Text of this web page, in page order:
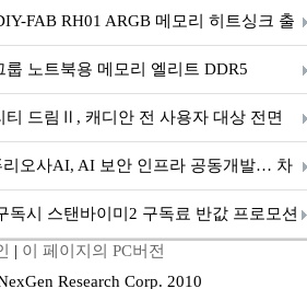
FAB RH01 ARGB 메모리 히트싱크 출
노트북용 메모리 엘리트 DDR5
티 드림Ⅱ, 캐디안 전 사용자 대상 전면
리오사AI, AI 보안 인프라 공동개발… 차
독시 스탠바이미2 구독료 반값 프로모션
| 이 페이지의 PC버전
Research Corp. 2010